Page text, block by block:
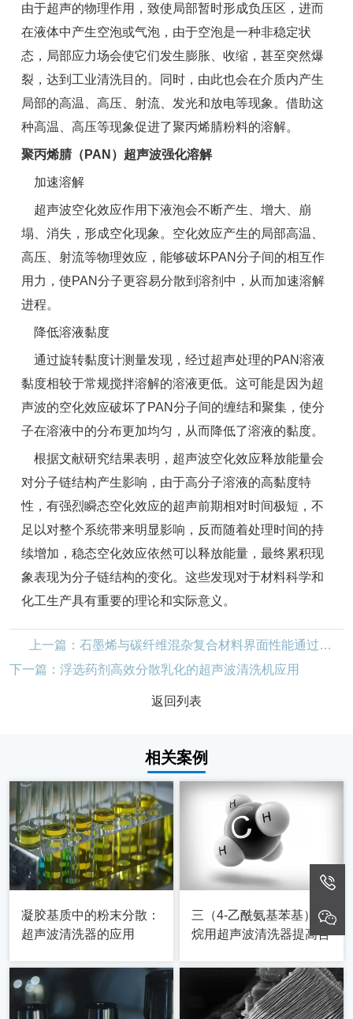
由于超声的物理作用，致使局部暂时形成负压区，进而
在液体中产生空泡或气泡，由于空泡是一种非稳定状
态，局部应力场会使它们发生膨胀、收缩，甚至突然爆
裂，达到工业清洗目的。同时，由此也会在介质内产生
局部的高温、高压、射流、发光和放电等现象。借助这
种高温、高压等现象促进了聚丙烯腈粉料的溶解。
聚丙烯腈（PAN）超声波强化溶解
加速溶解
超声波空化效应作用下液泡会不断产生、增大、崩
塌、消失，形成空化现象。空化效应产生的局部高温、
高压、射流等物理效应，能够破坏PAN分子间的相互作
用力，使PAN分子更容易分散到溶剂中，从而加速溶解
进程。
降低溶液黏度
通过旋转黏度计测量发现，经过超声处理的PAN溶液
黏度相较于常规搅拌溶解的溶液更低。这可能是因为超
声波的空化效应破坏了PAN分子间的缠结和聚集，使分
子在溶液中的分布更加均匀，从而降低了溶液的黏度。
根据文献研究结果表明，超声波空化效应释放能量会
对分子链结构产生影响，由于高分子溶液的高黏度特
性，有强烈瞬态空化效应的超声前期相对时间极短，不
足以对整个系统带来明显影响，反而随着处理时间的持
续增加，稳态空化效应依然可以释放能量，最终累积现
象表现为分子链结构的变化。这些发现对于材料科学和
化工生产具有重要的理论和实际意义。
上一篇：石墨烯与碳纤维混杂复合材料界面性能通过超声波技术影响几何？
返回列表
下一篇：浮选药剂高效分散乳化的超声波清洗机应用
相关案例
凝胶基质中的粉末分散：
超声波清洗器的应用
三（4-乙酰氨基苯基）甲
烷用超声波清洗器提高合